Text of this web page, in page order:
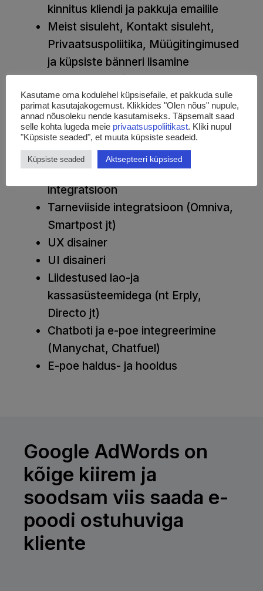
kinnitus kliendi ja pakkuja emailile
Meist sisuleht, Kontakt sisuleht,
Privaatsuspoliitika, Müügitingimused
ja küpsiste bänneri lisamine
Hea SEO valmidus
Kui midagi juba on olemas
aga vajad lisaarendusi:
Pangalinkide või Maksekeskuse
integratsioon
Tarneviiside integratsioon (Omniva,
Smartpost jt)
UX disainer
UI disaineri
Liidestused lao-ja
kassasüsteemidega (nt Erply,
Directo jt)
Chatboti ja e-poe integreerimine
(Manychat, Chatfuel)
E-poe haldus- ja hooldus
Google AdWords on
kõige kiirem ja
soodsam viis saada e-
poodi ostuhuviga
kliente​
Kasutame oma kodulehel küpsisefaile, et pakkuda sulle
parimat kasutajakogemust. Klikkides "Olen nõus" nupule,
annad nõusoleku nende kasutamiseks. Täpsemalt saad
selle kohta lugeda meie privaatsuspoliitikast. Kliki nupul
"Küpsiste seaded", et muuta küpsiste seadeid.
Küpsiste seaded Aktsepteeri küpsised